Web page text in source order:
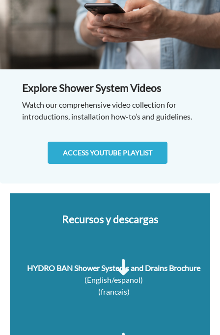
Explore Shower System Videos
Watch our comprehensive video collection for
introductions, installation how-to’s and guidelines.
ACCESS YOUTUBE PLAYLIST
Recursos y descargas
HYDRO BAN Shower Systems and Drains Brochure
(English/espanol)
(francais)